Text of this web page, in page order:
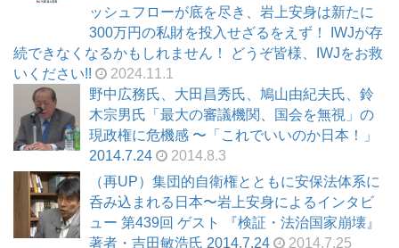
ッシュフローが底を尽き、岩上安身は新たに
300万円の私財を投入せざるをえず！ IWJが存
続できなくなるかもしれません！ どうぞ皆様、IWJをお救
いください!!
2024.11.1
野中広務氏、大田昌秀氏、鳩山由紀夫氏、鈴
木宗男氏「最大の審議機関、国会を無視」の
現政権に危機感 〜「これでいいのか日本！」
2014.7.24
2014.8.3
（再UP）集団的自衛権とともに安保法体系に
呑み込まれる日本〜岩上安身によるインタビ
ュー 第439回 ゲスト 『検証・法治国家崩壊』
著者・吉田敏浩氏 2014.7.24
2014.7.25